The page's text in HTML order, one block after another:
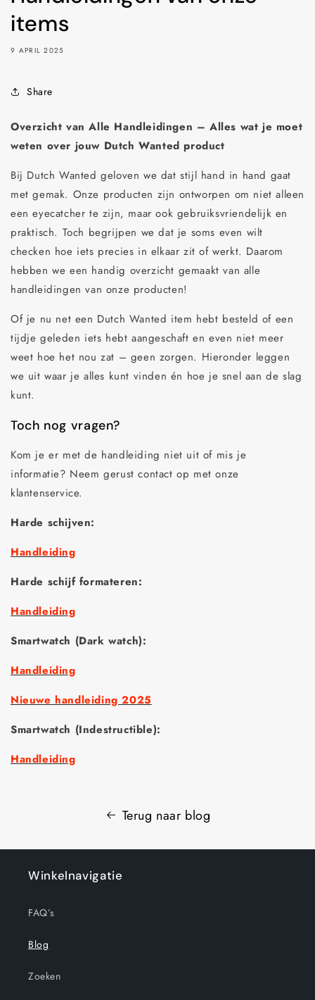
items
9 APRIL 2025
Share
Overzicht van Alle Handleidingen – Alles wat je moet
weten over jouw Dutch Wanted product
Bij Dutch Wanted geloven we dat stijl hand in hand gaat
met gemak. Onze producten zijn ontworpen om niet alleen
een eyecatcher te zijn, maar ook gebruiksvriendelijk en
praktisch. Toch begrijpen we dat je soms even wilt
checken hoe iets precies in elkaar zit of werkt. Daarom
hebben we een handig overzicht gemaakt van alle
handleidingen van onze producten!
Of je nu net een Dutch Wanted item hebt besteld of een
tijdje geleden iets hebt aangeschaft en even niet meer
weet hoe het nou zat – geen zorgen. Hieronder leggen
we uit waar je alles kunt vinden én hoe je snel aan de slag
kunt.
Toch nog vragen?
Kom je er met de handleiding niet uit of mis je
informatie? Neem gerust contact op met onze
klantenservice.
Harde schijven:
Handleiding
Harde schijf formateren:
Handleiding
Smartwatch (Dark watch):
Handleiding
Nieuwe handleiding 2025
Smartwatch (Indestructible):
Handleiding
Terug naar blog
Winkelnavigatie
FAQ’s
Blog
Zoeken